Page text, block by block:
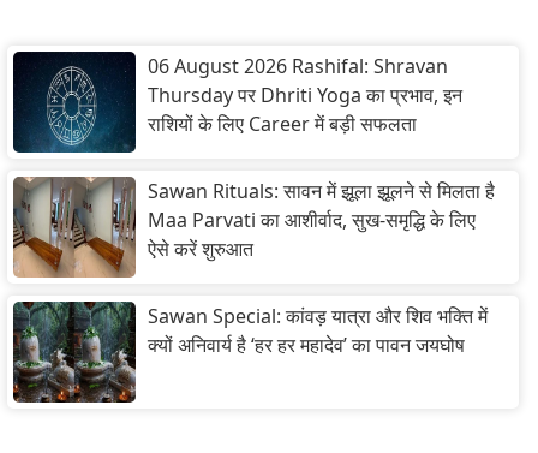
06 August 2026 Rashifal: Shravan
Thursday पर Dhriti Yoga का प्रभाव, इन
राशियों के लिए Career में बड़ी सफलता
Sawan Rituals: सावन में झूला झूलने से मिलता है
Maa Parvati का आशीर्वाद, सुख-समृद्धि के लिए
ऐसे करें शुरुआत
Sawan Special: कांवड़ यात्रा और शिव भक्ति में
क्यों अनिवार्य है ‘हर हर महादेव’ का पावन जयघोष